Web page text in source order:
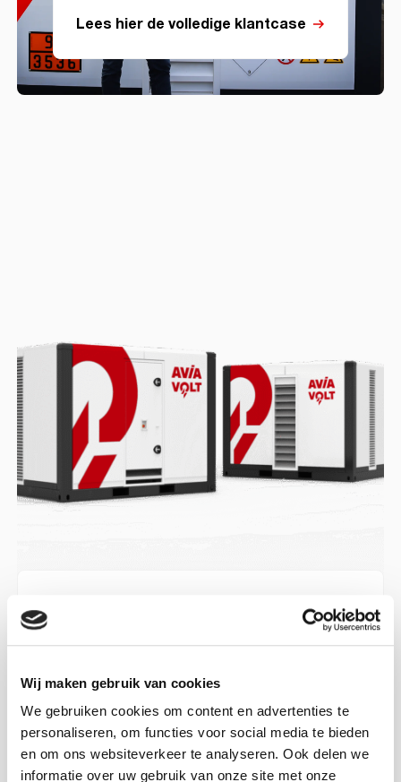
Wij maken gebruik van cookies
We gebruiken cookies om content en advertenties te
personaliseren, om functies voor social media te bieden
en om ons websiteverkeer te analyseren. Ook delen we
informatie over uw gebruik van onze site met onze
Lees hier de volledige klantcase
Voorkom energieproblemen met
onze batterijen
energiegebruik en groei. Door een batterij te
huren, sla je energie op tijdens daluren of bij een
overschot en gebruik je deze wanneer het nodig
is. Zo blijft jouw bedrijfsvoering stabiel, verlaag je
energiekosten en voorkom je afhankelijkheid van